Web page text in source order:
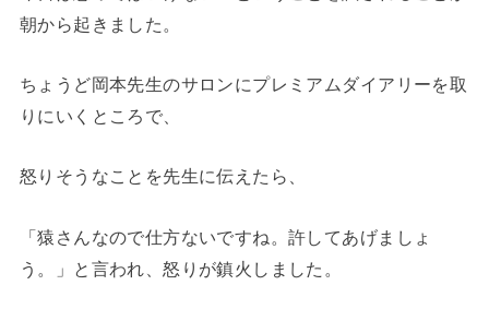
朝から起きました。
ちょうど岡本先生のサロンにプレミアムダイアリーを取
りにいくところで、
怒りそうなことを先生に伝えたら、
「猿さんなので仕方ないですね。許してあげましょ
う。」と言われ、怒りが鎮火しました。